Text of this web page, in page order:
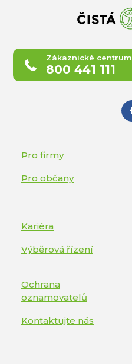
Zákaznické centrum
800 441 111
Pro firmy
Pro občany
Kariéra
Výběrová řízení
Ochrana
oznamovatelů
Kontaktujte nás